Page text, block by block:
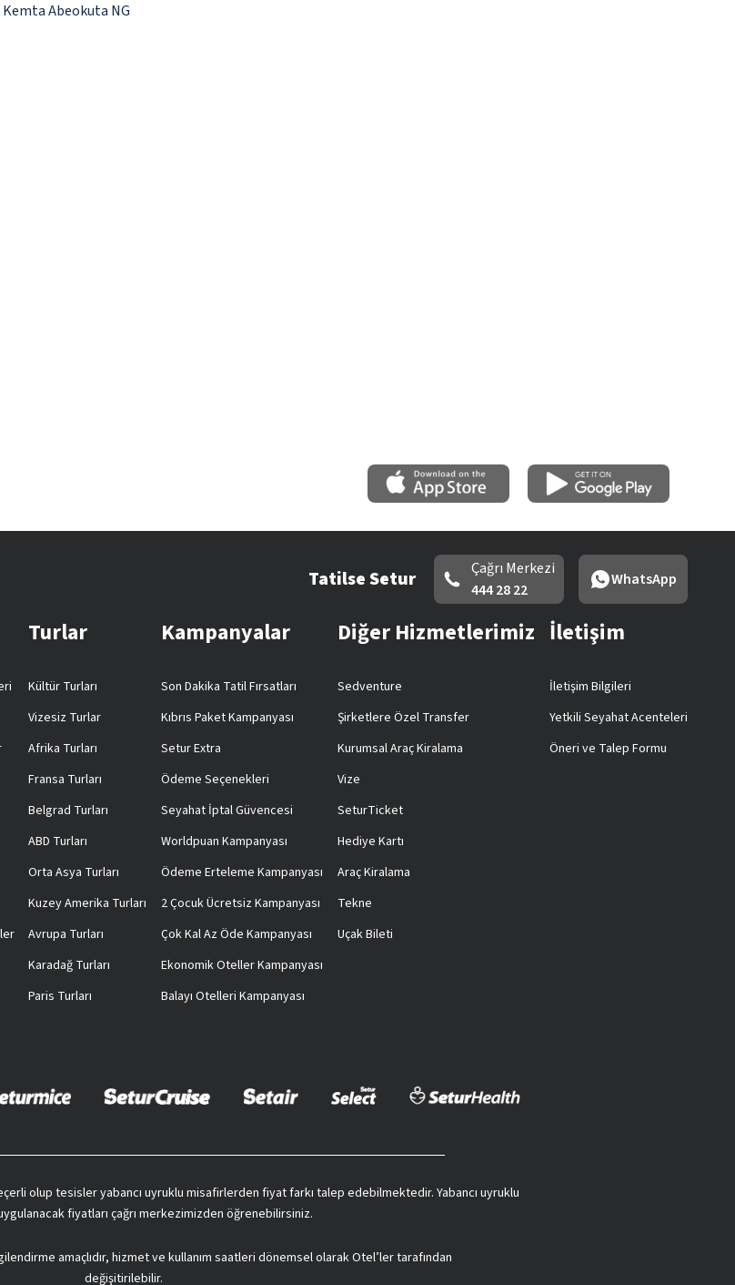
Abeokuta NG
Tatilse Setur
Çağrı Merkezi
444 28 22
WhatsApp
Turlar
Kültür Turları
Vizesiz Turlar
Afrika Turları
Fransa Turları
Belgrad Turları
ABD Turları
Orta Asya Turları
Kuzey Amerika Turları
Avrupa Turları
Karadağ Turları
Paris Turları
Kampanyalar
Son Dakika Tatil Fırsatları
Kıbrıs Paket Kampanyası
Setur Extra
Ödeme Seçenekleri
Seyahat İptal Güvencesi
Worldpuan Kampanyası
Ödeme Erteleme Kampanyası
2 Çocuk Ücretsiz Kampanyası
Çok Kal Az Öde Kampanyası
Ekonomik Oteller Kampanyası
Balayı Otelleri Kampanyası
Diğer Hizmetlerimiz
Sedventure
Şirketlere Özel Transfer
Kurumsal Araç Kiralama
Vize
SeturTicket
Hediye Kartı
Araç Kiralama
Tekne
Uçak Bileti
İletişim
İletişim Bilgileri
Yetkili Seyahat Acenteleri
Öneri ve Talep Formu
olup tesisler yabancı uyruklu misafirlerden fiyat farkı talep edebilmektedir. Yabancı uyruklu
fiyatları çağrı merkezimizden öğrenebilirsiniz.
amaçlıdır, hizmet ve kullanım saatleri dönemsel olarak Otel’ler tarafından
değişitirilebilir.